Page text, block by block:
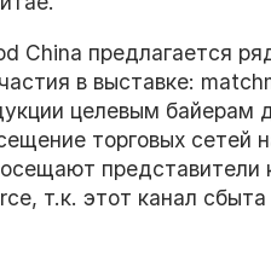
China предлагается
в выставке:
целевым байерам
торговых
т.к. этот канал